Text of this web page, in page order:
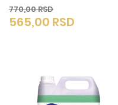
770,00RSD
565,00 RSD